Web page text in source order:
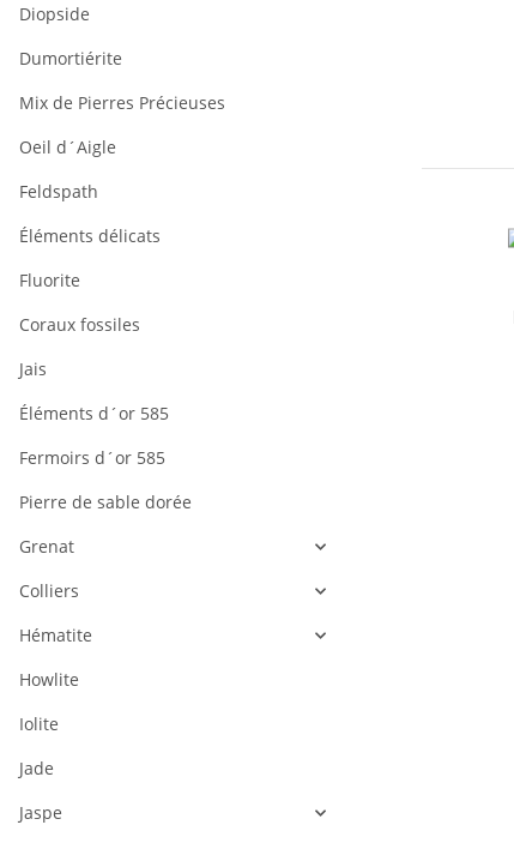
Diopside
Dumortiérite
Mix de Pierres Précieuses
Oeil d´Aigle
Feldspath
Éléments délicats
Fluorite
Coraux fossiles
Jais
Éléments d´or 585
Fermoirs d´or 585
Pierre de sable dorée
Grenat
Colliers
Hématite
Howlite
Iolite
Jade
Jaspe